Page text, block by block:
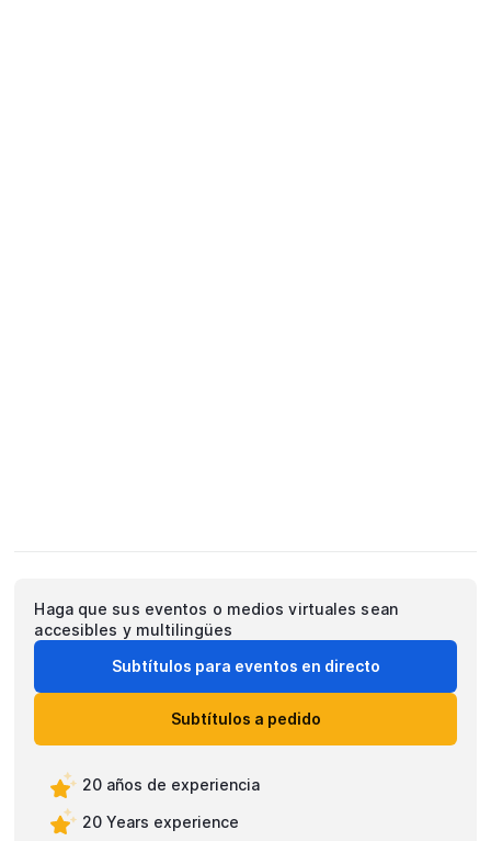
Haga que sus eventos o medios virtuales sean
accesibles y multilingües
Subtítulos para eventos en directo
Subtítulos a pedido
20 años de experiencia
20 Years experience